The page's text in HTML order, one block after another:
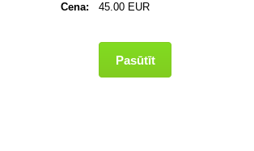
Cena:
45.00 EUR
Pasūtīt